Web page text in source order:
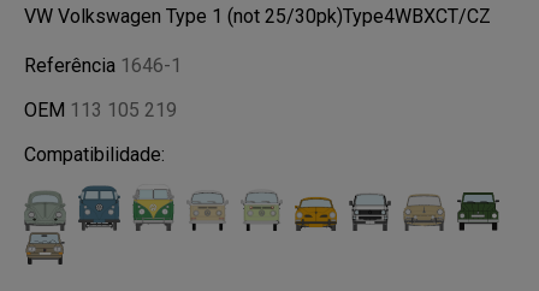
VW Volkswagen Type 1 (not 25/30pk)Type4WBXCT/CZ
Referência 1646-1
OEM 113 105 219
Compatibilidade: